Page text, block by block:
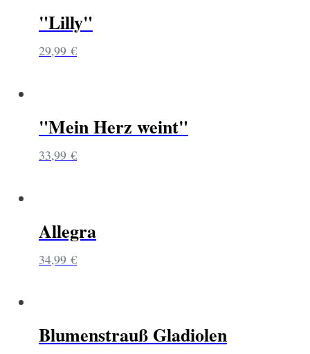
"Lilly"
29,99 €
"Mein Herz weint"
33,99 €
Allegra
34,99 €
Blumenstrauß Gladiolen